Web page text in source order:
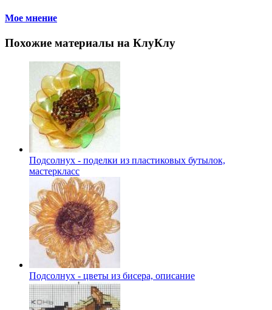
Мое мнение
Похожие материалы на КлуКлу
Подсолнух - поделки из пластиковых бутылок,
мастеркласс
Подсолнух - цветы из бисера, описание